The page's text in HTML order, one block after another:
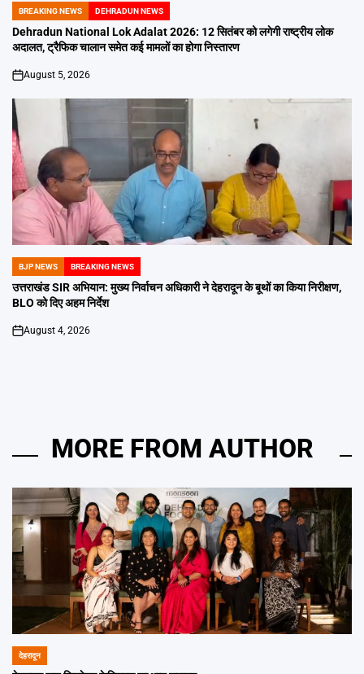
POSTED
IN
BREAKING NEWS DEHRADUN NEWS
Dehradun National Lok Adalat 2026: 12 सितंबर को लगेगी राष्ट्रीय लोक
अदालत, ट्रैफिक चालान समेत कई मामलों का होगा निस्तारण
on
August 5, 2026
POSTED
IN
BJP NEWS BREAKING NEWS
उत्तराखंड SIR अभियान: मुख्य निर्वाचन अधिकारी ने देहरादून के बूथों का किया निरीक्षण,
BLO को दिए अहम निर्देश
on
August 4, 2026
MORE FROM AUTHOR
POSTED
देहरादून